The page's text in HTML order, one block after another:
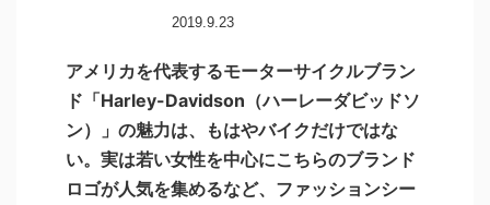
2019.9.23
アメリカを代表するモーターサイクルブラン
ド「Harley-Davidson（ハーレーダビッドソ
ン）」の魅力は、もはやバイクだけではな
い。実は若い女性を中心にこちらのブランド
ロゴが人気を集めるなど、ファッションシー